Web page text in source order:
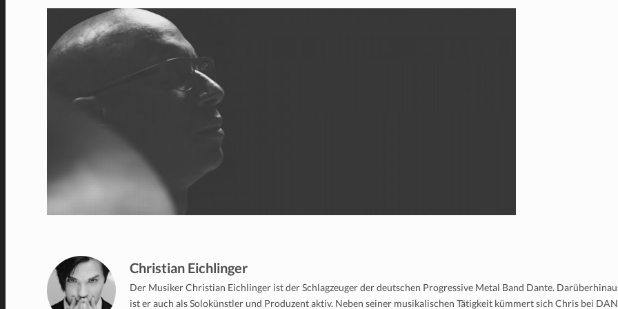
Christian Eichlinger
Der Musiker Christian Eichlinger ist der Schlagzeuger der deutschen Progressive Metal Band Dante.
ist er auch als Solokünstler und Produzent aktiv. Neben seiner musikalischen Tätigkeit kümmert sich Chris bei